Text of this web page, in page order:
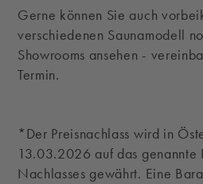
Gerne können Sie auch
verschiedenen Saunamodell
Showrooms ansehen -
Termin.
*Der Preisnachlass wird in
13.03.2026 auf das genannte
Nachlasses gewährt. Eine